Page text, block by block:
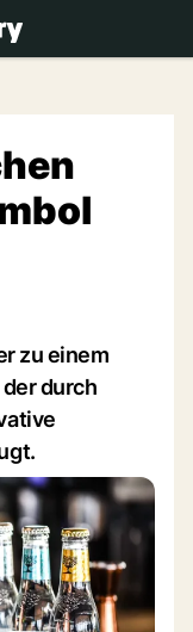
zu einem
durch